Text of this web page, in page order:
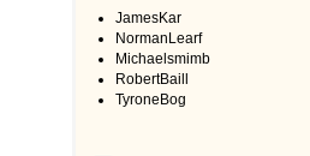
JamesKar
NormanLearf
Michaelsmimb
RobertBaill
TyroneBog